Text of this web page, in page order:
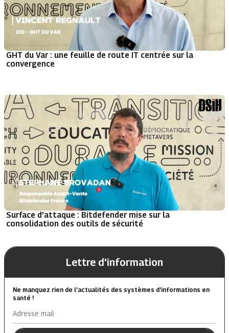
GHT du Var : une feuille de route IT centrée sur la
convergence
Surface d’attaque : Bitdefender mise sur la
consolidation des outils de sécurité
Lettre d'information
Ne manquez rien de l’actualités des systèmes d’informations en
santé !
Adresse mail